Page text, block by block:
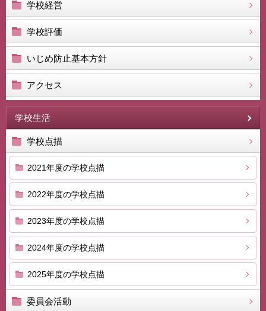
学校経営
学校評価
いじめ防止基本方針
アクセス
学校生活
学校点描
2021年度の学校点描
2022年度の学校点描
2023年度の学校点描
2024年度の学校点描
2025年度の学校点描
委員会活動